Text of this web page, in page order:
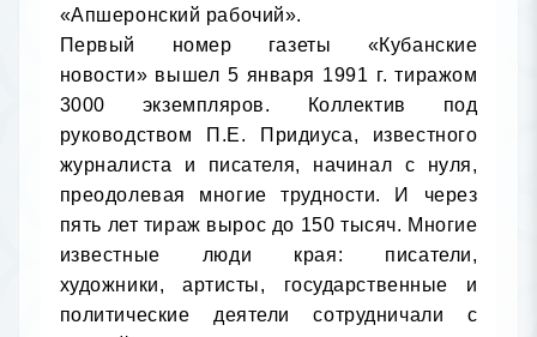
«Апшеронский рабочий».
Первый номер газеты «Кубанские
новости» вышел 5 января 1991 г. тиражом
3000 экземпляров. Коллектив под
руководством П.Е. Придиуса, известного
журналиста и писателя, начинал с нуля,
преодолевая многие трудности. И через
пять лет тираж вырос до 150 тысяч. Многие
известные люди края: писатели,
художники, артисты, государственные и
политические деятели сотрудничали с